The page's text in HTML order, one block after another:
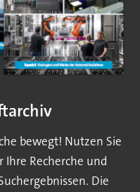
bewegt! Nutzen Sie
Recherche und
Die